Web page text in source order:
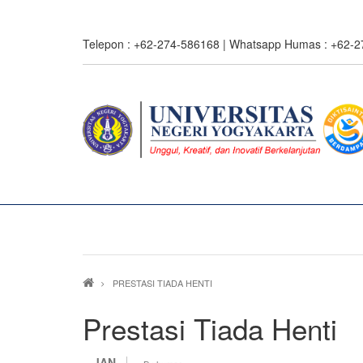
Telepon : +62-274-586168 | Whatsapp Humas : +62-
Breadcrumb
PRESTASI TIADA HENTI
Prestasi Tiada Henti
0%